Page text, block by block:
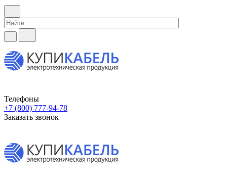
Телефоны
+7 (800) 777-94-78
Заказать звонок